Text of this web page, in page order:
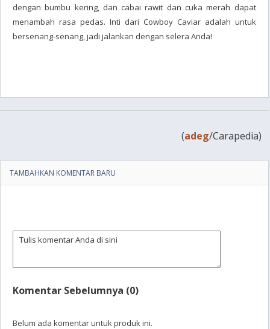
dengan bumbu kering, dan cabai rawit dan cuka merah dapat
menambah rasa pedas. Inti dari Cowboy Caviar adalah untuk
bersenang-senang, jadi jalankan dengan selera Anda!
(adeg/Carapedia)
TAMBAHKAN KOMENTAR BARU
Komentar Sebelumnya (0)
Belum ada komentar untuk produk ini.